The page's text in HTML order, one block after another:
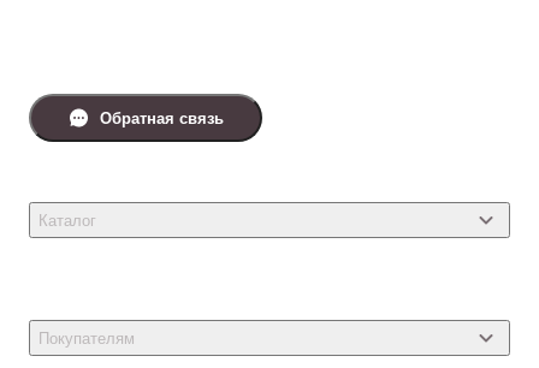
Каталог
Товары для собак
Покупателям
Обратная связь